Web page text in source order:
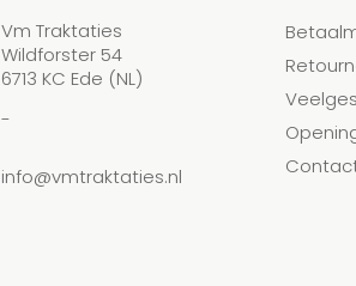
Vm Traktaties
Wildforster 54
6713 KC Ede (NL)
-
info@vmtraktaties.nl